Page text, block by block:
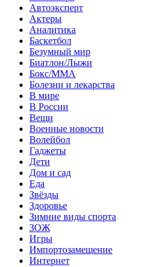
Автоэксперт
Актеры
Аналитика
Баскетбол
Безумный мир
Биатлон/Лыжи
Бокс/MMA
Болезни и лекарства
В мире
В России
Вещи
Военные новости
Волейбол
Гаджеты
Дети
Дом и сад
Еда
Звёзды
Здоровье
Зимние виды спорта
ЗОЖ
Игры
Импортозамещение
Интернет